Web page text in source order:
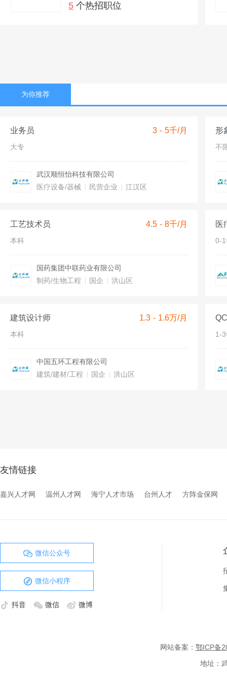
5 个热招职位
为你推荐
业务员 3 - 5千/月
大专
武汉顺恒怡科技有限公司
医疗设备/器械
民营企业 江汉区
形
不
工艺技术员 4.5 - 8千/月
本科
国药集团中联药业有限公司
制药/生物工程
国企 洪山区
医
0-
建筑设计师 1.3 - 1.6万/月
本科
中国五环工程有限公司
建筑/建材/工程
国企 洪山区
1-
友情链接
嘉兴人才网 温州人才网 海宁人才市场 台州人才 方阵金保网
微信公众号
微信小程序
抖音 微信 微博
网站备案： 鄂ICP备
地址：